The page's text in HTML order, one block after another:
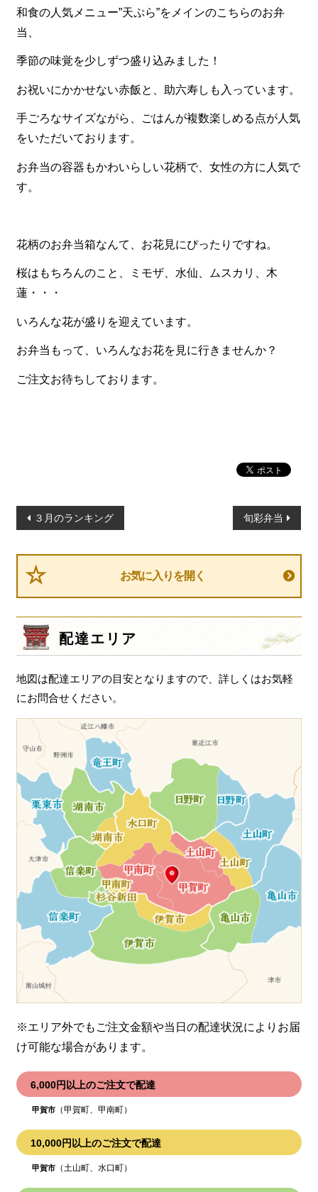
お野菜メイン弁当
旬の食材弁当
四得オードブル
寿司・会席膳
高級弁当
一品料理
お食い初め・お子様膳
無料貸し出し
ランキング
お知らせ
スタッフブログ
ログイン・マイページ
和食の人気メニュー”天ぷら”をメインのこちらのお弁
当、
季節の味覚を少しずつ盛り込みました！
お祝いにかかせない赤飯と、助六寿しも入っています。
手ごろなサイズながら、ごはんが複数楽しめる点が人気
をいただいております。
お弁当の容器もかわいらしい花柄で、女性の方に人気で
す。
花柄のお弁当箱なんて、お花見にぴったりですね。
桜はもちろんのこと、ミモザ、水仙、ムスカリ、木
蓮・・・
いろんな花が盛りを迎えています。
お弁当もって、いろんなお花を見に行きませんか？
ご注文お待ちしております。
投
稿
ナ
ビ
ゲ
ー
シ
ョ
ン
３月のランキング 旬彩弁当
お気に入りを開く
配達エリア
地図は配達エリアの目安となりますので、詳しくはお気軽
にお問合せください。
※エリア外でもご注文金額や当日の配達状況により お届
け可能な場合があります。
6,000円以上のご注文で配達
甲賀市 （甲賀町、甲南町）
10,000円以上のご注文で配達
甲賀市 （土山町、水口町）